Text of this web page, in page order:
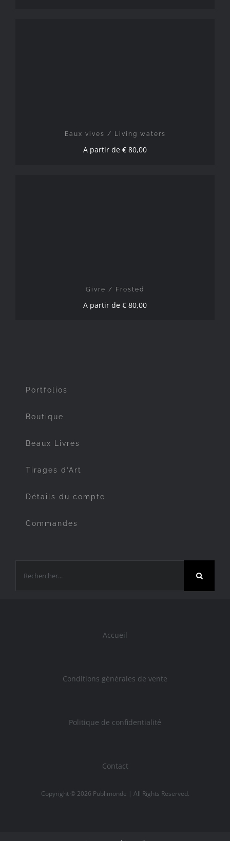
Eaux vives / Living waters
A partir de € 80,00
Givre / Frosted
A partir de € 80,00
Portfolios
Boutique
Beaux Livres
Tirages d’Art
Détails du compte
Commandes
Accueil
Conditions générales de vente
Politique de confidentialité
Contact
Copyright © 2026 Publimonde | All Rights Reserved.